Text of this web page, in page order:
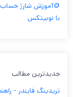
🪙آموزش شارژ
با نوبیتکس
جدیدترین مطالب
تریدینگ فایندر -